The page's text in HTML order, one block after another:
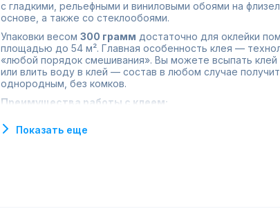
с гладкими, рельефными и виниловыми обоями на
основе, а также со стеклообоями.
Упаковки весом 300 грамм достаточно для оклейки
площадью до 54 м². Главная особенность клея —
«любой порядок смешивания». Вы можете всыпать клей
или влить воду в клей — состав в любом случае
однородным, без комков.
Преимущества работы с клеем:
Максимальный комфорт поклейки:
на стену, что облегчает работу с тяжелыми
Показать еще